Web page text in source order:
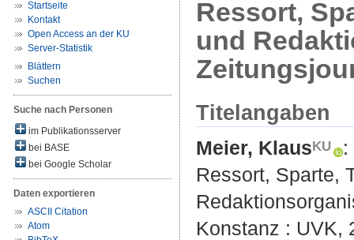
Startseite
Kontakt
Open Access an der KU
Server-Statistik
Blättern
Suchen
Suche nach Personen
im Publikationsserver
bei BASE
bei Google Scholar
Daten exportieren
ASCII Citation
Atom
Ressort,
und
Titelangaben
Meier, Klaus
:
Ressort, Sparte,
Konstanz : UVK,